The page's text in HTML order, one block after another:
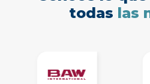
todas las